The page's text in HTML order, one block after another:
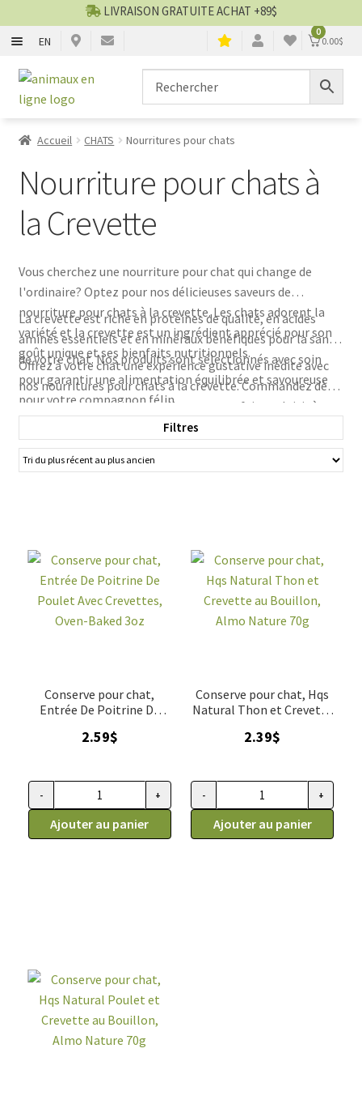
EN
0
0.00$
Aller
à
navigation
Aller
au
LIVRAISON GRATUITE ACHAT +89$
CHIENS
SERVICES
🍁 PRODUITS CANADIEN
VENTES
Accueil CHATS Nourritures pour chats
Nourriture pour chats à
la Crevette
Vous cherchez une nourriture pour chat qui change de
l'ordinaire? Optez pour nos délicieuses saveurs de
nourriture pour chats à la crevette. Les chats adorent la
variété et la crevette est un ingrédient apprécié pour son
goût unique et ses bienfaits nutritionnels.
La crevette est riche en protéines de qualité, en acides
aminés essentiels et en minéraux bénéfiques pour la santé
de votre chat. Nos produits sont sélectionnés avec soin
pour garantir une alimentation équilibrée et savoureuse
pour votre compagnon félin.
Offrez à votre chat une expérience gustative inédite avec
nos nourritures pour chats à la crevette. Commandez dès
maintenant sur animauxenligne.com et faites plaisir à
votre chat tout en lui offrant une alimentation saine et
adaptée à ses besoins.
Filtres
Conserve pour chat,
Entrée De Poitrine De
Oven-Baked 3oz
2.59$
quantité de Conserve pour chat, Entrée De Poitrine De
- +
Ajouter au panier
Conserve pour chat, Hqs
Natural Thon et Crevette
70g
2.39$
quantité de Conserve pour
- +
Ajouter au panier